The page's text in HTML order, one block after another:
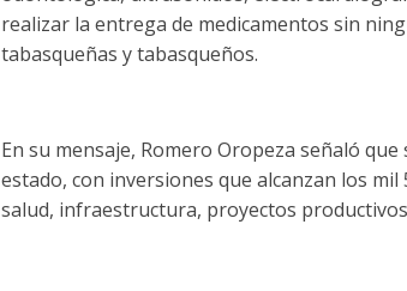
realizar la entrega de medicamentos sin
tabasqueñas y tabasqueños.
En su mensaje, Romero Oropeza señaló
estado, con inversiones que alcanzan los
salud, infraestructura, proyectos